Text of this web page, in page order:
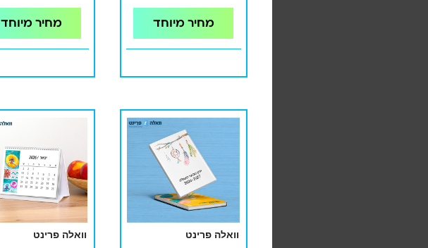
מחיר מיוחד מחיר מיוחד
וואלה פרינט וואלה פרינט